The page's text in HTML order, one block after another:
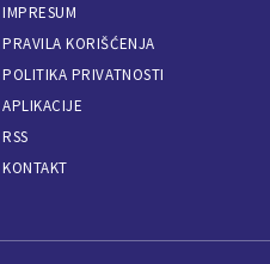
IMPRESUM
PRAVILA KORIŠĆENJA
POLITIKA PRIVATNOSTI
APLIKACIJE
RSS
KONTAKT